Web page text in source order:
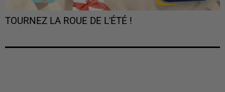
TOURNEZ LA ROUE DE L'ÉTÉ !